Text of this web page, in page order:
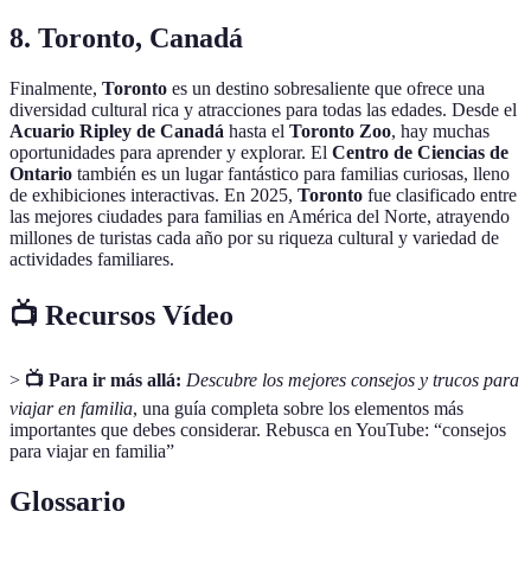
8. Toronto, Canadá
Finalmente, Toronto es un destino sobresaliente que ofrece una
diversidad cultural rica y atracciones para todas las edades. Desde el
Acuario Ripley de Canadá hasta el Toronto Zoo, hay muchas
oportunidades para aprender y explorar. El Centro de Ciencias de
Ontario también es un lugar fantástico para familias curiosas, lleno
de exhibiciones interactivas. En 2025, Toronto fue clasificado entre
las mejores ciudades para familias en América del Norte, atrayendo
millones de turistas cada año por su riqueza cultural y variedad de
actividades familiares.
📺 Recursos Vídeo
> 📺 Para ir más allá: Descubre los mejores consejos y trucos para
viajar en familia, una guía completa sobre los elementos más
importantes que debes considerar. Rebusca en YouTube: “consejos
para viajar en familia”
Glossario